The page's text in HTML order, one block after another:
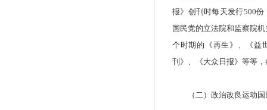
报》创刊时每天发行500
国民党的立法院和监察院
个时期的《再生》、《益
刊》、《大众日报》等等
（二）政治改良运动国